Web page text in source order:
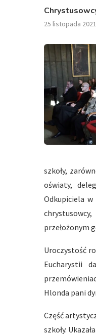
25 listopada 2021
szkoły,
oświaty,
Odkupiciela
przełożonym
Uroczystość
Eucharystii
Hlonda pani
Część
szkoły.